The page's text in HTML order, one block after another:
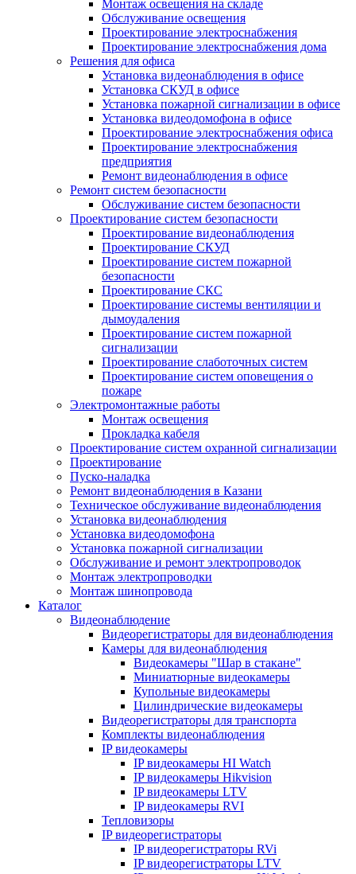
Монтаж освещения на складе
Обслуживание освещения
Проектирование электроснабжения
Проектирование электроснабжения дома
Решения для офиса
Установка видеонаблюдения в офисе
Установка СКУД в офисе
Установка пожарной сигнализации в офисе
Установка видеодомофона в офисе
Проектирование электроснабжения офиса
Проектирование электроснабжения
предприятия
Ремонт видеонаблюдения в офисе
Ремонт систем безопасности
Обслуживание систем безопасности
Проектирование систем безопасности
Проектирование видеонаблюдения
Проектирование СКУД
Проектирование систем пожарной
безопасности
Проектирование СКС
Проектирование системы вентиляции и
дымоудаления
Проектирование систем пожарной
сигнализации
Проектирование слаботочных систем
Проектирование систем оповещения о
пожаре
Электромонтажные работы
Монтаж освещения
Прокладка кабеля
Проектирование систем охранной сигнализации
Проектирование
Пуско-наладка
Ремонт видеонаблюдения в Казани
Техническое обслуживание видеонаблюдения
Установка видеонаблюдения
Установка видеодомофона
Установка пожарной сигнализации
Обслуживание и ремонт электропроводок
Монтаж электропроводки
Монтаж шинопровода
Каталог
Видеонаблюдение
Видеорегистраторы для видеонаблюдения
Камеры для видеонаблюдения
Видеокамеры "Шар в стакане"
Миниатюрные видеокамеры
Купольные видеокамеры
Цилиндрические видеокамеры
Видеорегистраторы для транспорта
Комплекты видеонаблюдения
IP видеокамеры
IP видеокамеры HI Watch
IP видеокамеры Hikvision
IP видеокамеры LTV
IP видеокамеры RVI
Тепловизоры
IP видеорегистраторы
IP видеорегистраторы RVi
IP видеорегистраторы LTV